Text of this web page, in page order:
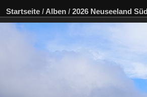
Startseite / Alben / 2026 Neuseeland Süd